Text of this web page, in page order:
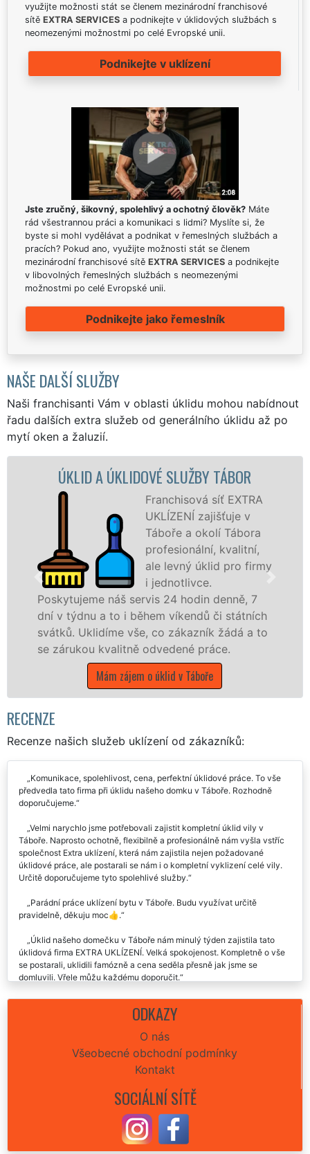
využijte možnosti stát se členem mezinárodní franchisové
sítě EXTRA SERVICES a podnikejte v úklidových službách s
neomezenými možnostmi po celé Evropské unii.
Podnikejte v uklízení
Jste zručný, šikovný, spolehlivý a ochotný člověk? Máte
rád všestrannou práci a komunikaci s lidmi? Myslíte si, že
byste si mohl vydělávat a podnikat v řemeslných službách a
pracích? Pokud ano, využijte možnosti stát se členem
mezinárodní franchisové sítě EXTRA SERVICES a podnikejte
v libovolných řemeslných službách s neomezenými
možnostmi po celé Evropské unii.
Podnikejte jako řemeslník
NAŠE DALŠÍ SLUŽBY
Naši franchisanti Vám v oblasti úklidu mohou nabídnout
řadu dalších extra služeb od generálního úklidu až po
mytí oken a žaluzií.
SLUŽBY TÁBOR
Franchisová síť EXTRA
UKLÍZENÍ zajišťuje v
Táboře a okolí Tábora
profesionální, kvalitní,
ale levný úklid pro firmy
i jednotlivce.
servis 24 hodin denně, 7
během víkendů či státních
vše, co zákazník žádá a to
odvedené práce.
ÚKLIDOVÁ
nabízíme pro
státní podniky,
Jihočeském kraji
RECENZE
Recenze našich služeb uklízení od zákazníků:
Komunikace, spolehlivost, cena, perfektní úklidové práce. To vše
předvedla tato firma při úklidu našeho domku v Táboře. Rozhodně
doporučujeme.
Velmi narychlo jsme potřebovali zajistit kompletní úklid vily v
Táboře. Naprosto ochotně, flexibilně a profesionálně nám vyšla vstříc
společnost Extra uklízení, která nám zajistila nejen požadované
úklidové práce, ale postarali se nám i o kompletní vyklizení celé vily.
Určitě doporučujeme tyto spolehlivé služby.
Parádní práce uklízení bytu v Táboře. Budu využívat určitě
pravidelně, děkuju moc👍.
Úklid našeho domečku v Táboře nám minulý týden zajistila tato
úklidová firma EXTRA UKLÍZENÍ. Velká spokojenost. Kompletně o vše
se postarali, uklidili famózně a cena seděla přesně jak jsme se
domluvili. Vřele můžu každému doporučit.
Generální úklid našeho domu v Táboře odvedla tato společnost
velmi profesionálně a odborně. Určitě je budeme využívat i nadále.
Chtěla by jsem vám poděkovat za výborný úklid celého domu,
který jste mi včera v Táboře poskytli. Byla jsem opravu velmi
spokojená i s tím, jak jste mi umyli okna a uklidili zahradu. Budu vás
Velká spokojenost s touto úklidovou společností. Generální úklid
domu v Táboře po stavebních úpravách odvedli dámy a pánové na
jedničku. Precizní, rychlí, velmi ochotní. Cena naprosto odpovídala
ODKAZY
O nás
Všeobecné obchodní podmínky
Kontakt
SOCIÁLNÍ SÍTĚ